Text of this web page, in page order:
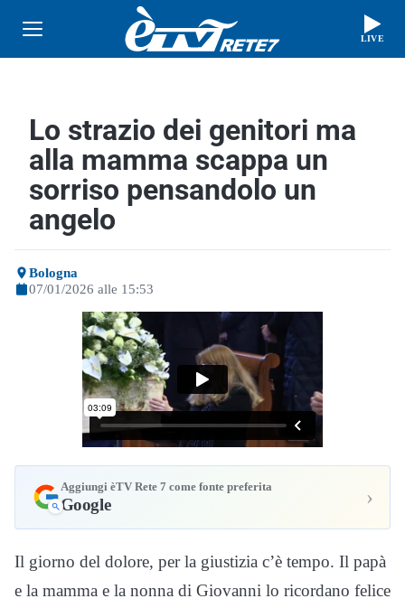
LIVE
Lo strazio dei genitori ma
alla mamma scappa un
sorriso pensandolo un
angelo
Bologna
07/01/2026 alle 15:53
Aggiungi èTV Rete 7 come fonte preferita
Google ›
Il giorno del dolore, per la giustizia c’è tempo. Il papà
e la mamma e la nonna di Giovanni lo ricordano felice